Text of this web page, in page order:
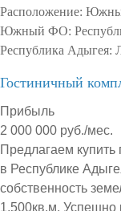
Расположение:
Южный ФО:
Республика Адыгея:
Гостиничный
Прибыль
2 000 000 руб./мес.
Предлагаем купить
в Республике
собственность
1.500кв.м. Успешно